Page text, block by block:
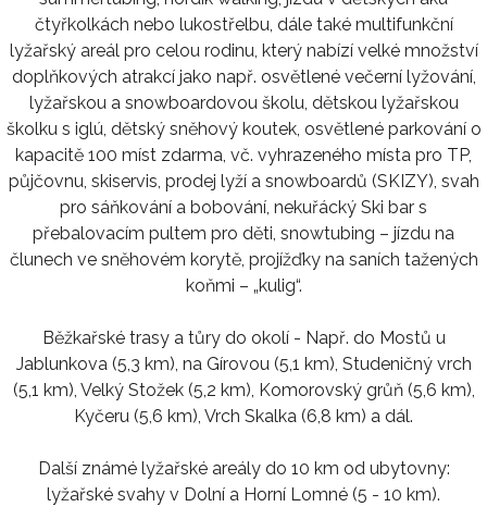
čtyřkolkách nebo lukostřelbu, dále také multifunkční
lyžařský areál pro celou rodinu, který nabízí velké množství
doplňkových atrakcí jako např. osvětlené večerní lyžování,
lyžařskou a snowboardovou školu, dětskou lyžařskou
školku s iglú, dětský sněhový koutek, osvětlené parkování o
kapacitě 100 míst zdarma, vč. vyhrazeného místa pro TP,
půjčovnu, skiservis, prodej lyží a snowboardů (SKIZY), svah
pro sáňkování a bobování, nekuřácký Ski bar s
přebalovacím pultem pro děti, snowtubing – jízdu na
člunech ve sněhovém korytě, projížďky na saních tažených
koňmi – „kulig“.
Běžkařské trasy a tůry do okolí - Např. do Mostů u
Jablunkova (5,3 km), na Gírovou (5,1 km), Studeničný vrch
(5,1 km), Velký Stožek (5,2 km), Komorovský grůň (5,6 km),
Kyčeru (5,6 km), Vrch Skalka (6,8 km) a dál.
Další známé lyžařské areály do 10 km od ubytovny:
lyžařské svahy v Dolní a Horní Lomné (5 - 10 km).